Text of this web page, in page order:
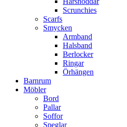
Scrunchies
Scarfs
Smycken
Armband
Halsband
Berlocker
Ringar
Örhängen
Barnrum
Möbler
Bord
Pallar
Soffor
Speglar